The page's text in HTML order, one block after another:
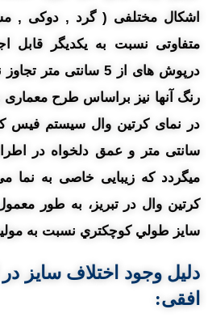
اشکال مختلفی ( گرد , دوکی ,
متفاوتی نسبت به یکدیگر قابل
درپوش های از 5 سانتی
رنگ آنها نیز براساس طرح
سانتی متر و عمق دلخواه در
میگردد که زیبایی خاصی به
کرتين وال در تبریز، به طور
سايز طولي کوچکتري نسبت به
دلیل وجود اختلاف سايز
افقی: